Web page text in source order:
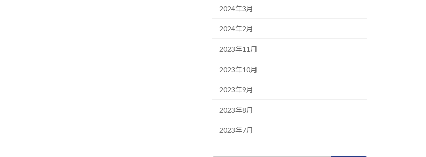
2024年3月
2024年2月
2023年11月
2023年10月
2023年9月
2023年8月
2023年7月